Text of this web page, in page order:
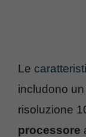
Le
includono
risoluzione
processore